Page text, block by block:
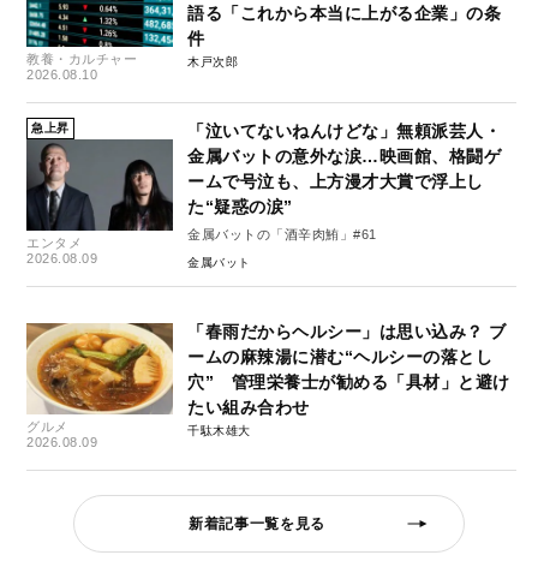
教養・カルチャー
2026.08.10
語る「これから本当に上がる企業」の条
件
木戸次郎
急上昇
エンタメ
2026.08.09
「泣いてないねんけどな」無頼派芸人・
金属バットの意外な涙…映画館、格闘ゲ
ームで号泣も、上方漫才大賞で浮上し
た“疑惑の涙”
金属バットの「酒辛肉鮪」#61
金属バット
グルメ
2026.08.09
「春雨だからヘルシー」は思い込み？ ブ
ームの麻辣湯に潜む“ヘルシーの落とし
穴” 管理栄養士が勧める「具材」と避け
たい組み合わせ
千駄木雄大
新着記事一覧を見る